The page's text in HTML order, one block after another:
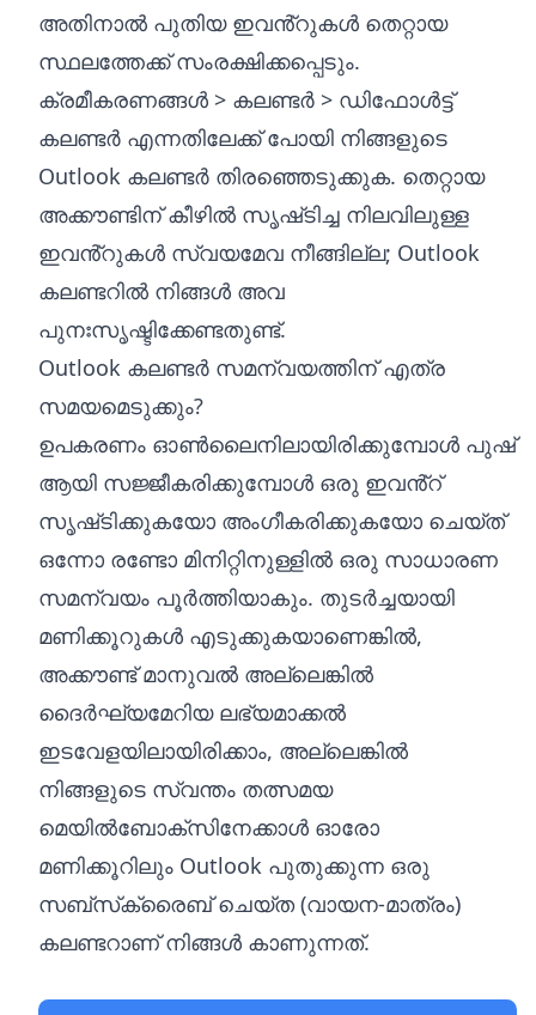
അതിനാൽ പുതിയ ഇവൻ്റുകൾ തെറ്റായ
സ്ഥലത്തേക്ക് സംരക്ഷിക്കപ്പെടും.
ക്രമീകരണങ്ങൾ > കലണ്ടർ > ഡിഫോൾട്ട്
കലണ്ടർ എന്നതിലേക്ക് പോയി നിങ്ങളുടെ
Outlook കലണ്ടർ തിരഞ്ഞെടുക്കുക. തെറ്റായ
അക്കൗണ്ടിന് കീഴിൽ സൃഷ്‌ടിച്ച നിലവിലുള്ള
ഇവൻ്റുകൾ സ്വയമേവ നീങ്ങില്ല; Outlook
കലണ്ടറിൽ നിങ്ങൾ അവ
പുനഃസൃഷ്ടിക്കേണ്ടതുണ്ട്.
Outlook കലണ്ടർ സമന്വയത്തിന് എത്ര
സമയമെടുക്കും?
ഉപകരണം ഓൺലൈനിലായിരിക്കുമ്പോൾ പുഷ്
ആയി സജ്ജീകരിക്കുമ്പോൾ ഒരു ഇവൻ്റ്
സൃഷ്‌ടിക്കുകയോ അംഗീകരിക്കുകയോ ചെയ്‌ത്
ഒന്നോ രണ്ടോ മിനിറ്റിനുള്ളിൽ ഒരു സാധാരണ
സമന്വയം പൂർത്തിയാകും. തുടർച്ചയായി
മണിക്കൂറുകൾ എടുക്കുകയാണെങ്കിൽ,
അക്കൗണ്ട് മാനുവൽ അല്ലെങ്കിൽ
ദൈർഘ്യമേറിയ ലഭ്യമാക്കൽ
ഇടവേളയിലായിരിക്കാം, അല്ലെങ്കിൽ
നിങ്ങളുടെ സ്വന്തം തത്സമയ
മെയിൽബോക്‌സിനേക്കാൾ ഓരോ
മണിക്കൂറിലും Outlook പുതുക്കുന്ന ഒരു
സബ്‌സ്‌ക്രൈബ് ചെയ്‌ത (വായന-മാത്രം)
കലണ്ടറാണ് നിങ്ങൾ കാണുന്നത്.